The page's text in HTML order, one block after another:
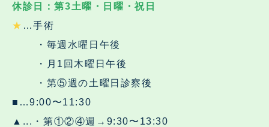
休診日：第3土曜・日曜・祝日
★ …手術
・毎週水曜日午後
・月1回木曜日午後
・第⑤週の土曜日診察後
■…9:00〜11:30
▲...・第①②④週→9:30〜13:30